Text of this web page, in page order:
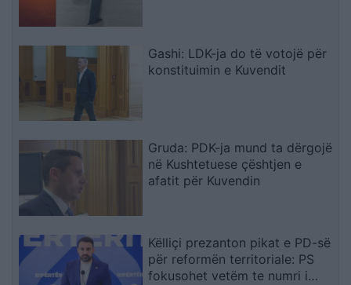
Gashi: LDK-ja do të votojë për
konstituimin e Kuvendit
Gruda: PDK-ja mund ta dërgojë
në Kushtetuese çështjen e
afatit për Kuvendin
Këlliçi prezanton pikat e PD-së
për reformën territoriale: PS
fokusohet vetëm te numri i